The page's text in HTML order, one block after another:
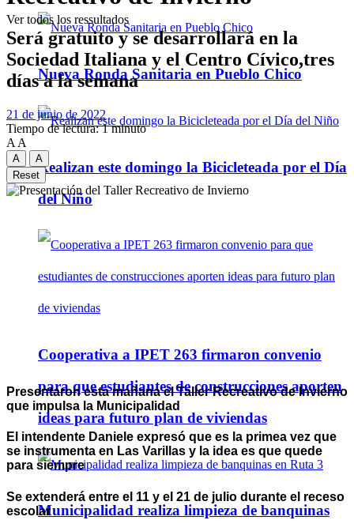
Nueva Ronda Sanitaria en Pueblo Chico
Realizan este domingo la Bicicleteada por el Día
del Niño
Cooperativa a IPET 263 firmaron convenio
para que estudiantes de construcciones aporten
ideas para futuro plan de viviendas
Municipalidad realiza limpieza de banquinas
Ver todos los ressultados
Será gratuito y se desarrollará en la
Sociedad Italiana y el Centro Cívico,tres
días a la semana
21 de junio de 2022
Tiempo de lectura: 1 minuto
A A
A
A
Reset
Presentaron esta mañana el Taller Recreativo de Invierno
que impulsa la Municipalidad
El intendente Daniele expresó que es la primea vez que
se instrumenta en Las Varillas y la idea es que quede
para siempre
Se extenderá entre el 11 y el 21 de julio durante el receso
escolar